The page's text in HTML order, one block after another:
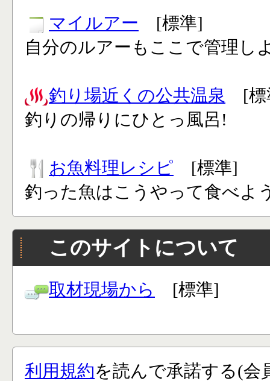
マイルアー [標準]
自分のルアーもここで管理し
釣り場近くの公共温泉 [標
釣りの帰りにひとっ風呂!
お魚料理レシピ [標準]
釣った魚はこうやって食べよ
このサイトについて
取材現場から [標準]
利用規約を読んで承諾する(会